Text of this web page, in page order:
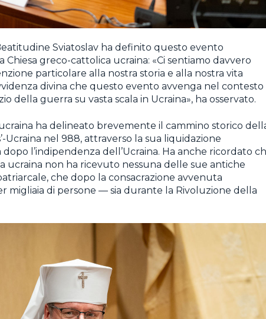
Sviatoslav ha definito questo evento
greco-cattolica ucraina: «Ci sentiamo davvero
particolare alla nostra storia e alla nostra vita
divina che questo evento avvenga nel contesto
della guerra su vasta scala in Ucraina», ha osservato.
ha delineato brevemente il cammino storico
nel 988, attraverso la sua liquidazione
l’indipendenza dell’Ucraina. Ha anche ricordato
ucraina non ha ricevuto nessuna delle sue antiche
che dopo la consacrazione avvenuta
migliaia di persone — sia durante la Rivoluzione della